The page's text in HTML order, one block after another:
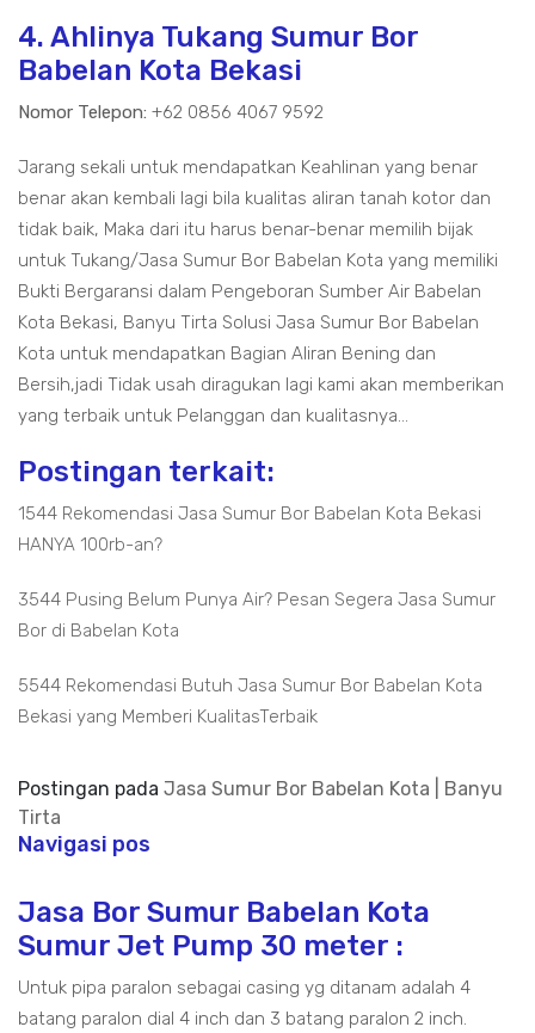
4. Ahlinya Tukang Sumur Bor
Babelan Kota Bekasi
Nomor Telepon: +62 0856 4067 9592
Jarang sekali untuk mendapatkan Keahlinan yang benar
benar akan kembali lagi bila kualitas aliran tanah kotor dan
tidak baik, Maka dari itu harus benar-benar memilih bijak
untuk Tukang/Jasa Sumur Bor Babelan Kota yang memiliki
Bukti Bergaransi dalam Pengeboran Sumber Air Babelan
Kota Bekasi, Banyu Tirta Solusi Jasa Sumur Bor Babelan
Kota untuk mendapatkan Bagian Aliran Bening dan
Bersih,jadi Tidak usah diragukan lagi kami akan memberikan
yang terbaik untuk Pelanggan dan kualitasnya...
Postingan terkait:
1544 Rekomendasi Jasa Sumur Bor Babelan Kota Bekasi
HANYA 100rb-an?
3544 Pusing Belum Punya Air? Pesan Segera Jasa Sumur
Bor di Babelan Kota
5544 Rekomendasi Butuh Jasa Sumur Bor Babelan Kota
Bekasi yang Memberi KualitasTerbaik
Postingan pada Jasa Sumur Bor Babelan Kota | Banyu
Tirta
Navigasi pos
Jasa Bor Sumur Babelan Kota
Sumur Jet Pump 30 meter :
Untuk pipa paralon sebagai casing yg ditanam adalah 4
batang paralon dial 4 inch dan 3 batang paralon 2 inch.